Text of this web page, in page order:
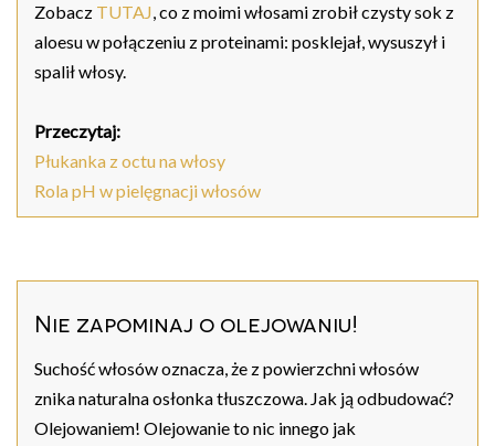
Zobacz TUTAJ, co z moimi włosami zrobił czysty sok z
aloesu w połączeniu z proteinami: posklejał, wysuszył i
spalił włosy.
Przeczytaj:
Płukanka z octu na włosy
Rola pH w pielęgnacji włosów
Nie zapominaj o olejowaniu!
Suchość włosów oznacza, że z powierzchni włosów
znika naturalna osłonka tłuszczowa. Jak ją odbudować?
Olejowaniem! Olejowanie to nic innego jak